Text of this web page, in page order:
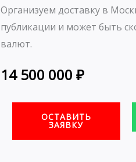
Организуем доставку в
публикации и может быть
валют.
14 500 000 ₽
ОСТАВИТЬ
ЗАЯВКУ